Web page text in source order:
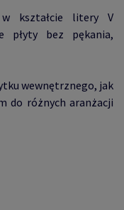
kształcie litery V
płyty bez pękania,
wewnętrznego, jak
do różnych aranżacji